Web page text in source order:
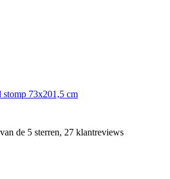
stomp 73x201,5 cm
de 5 sterren, 27 klantreviews